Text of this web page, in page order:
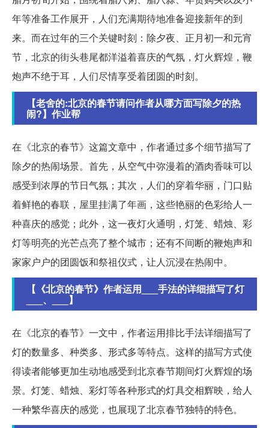
年等准备工作展开，人们充满期待地准备迎接新年的到
来。而在过年的三个关键时刻：除夕夜、正月初一和元宵
节，北京的街头巷尾都洋溢着喜庆的气氛，灯火辉煌，鞭
炮声不绝于耳，人们尽情享受着团圆的时刻。
【老舍的:北京的春节请问作者从哪方面写除夕的热
闹?】作业帮
在《北京的春节》这篇文章中，作者通过多个细节描写了
除夕的热闹场景。首先，从空气中弥漫着的酒肉香味可以
感受到浓厚的节日气氛；其次，人们的穿着华丽，门口贴
着鲜艳的春联，屋里挂满了年画，这些艳丽的色彩给人一
种喜庆的感觉；此外，这一夜灯火通明，灯笼、蜡烛、彩
灯等明亮的光芒点亮了整个城市；还有不间断的鞭炮声和
家家户户的团圆饭和祭祖仪式，让人沉浸在热闹中。
【《北京的春节》作者运用___手法的详细描写了灯
___、___】
在《北京的春节》一文中，作者运用排比手法详细描写了
灯的数量多、种类多、形式多等特点。这样的描写方式使
得读者能够更加生动地感受到北京春节期间灯火辉煌的场
景。灯笼、蜡烛、彩灯等各种形式的灯具交相辉映，给人
一种繁华喜庆的感觉，也展现了北京春节独特的特色。